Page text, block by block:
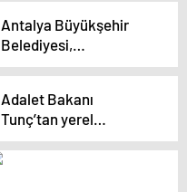
Antalya Büyükşehir
Belediyesi,
Korkuteli’nde Tarımsal
Gerçekleştiriyor
Adalet Bakanı
Tunç’tan yerel
yönetimlerin Ankara ile
işbirliği vurgusu